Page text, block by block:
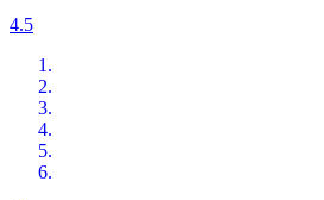
4.5